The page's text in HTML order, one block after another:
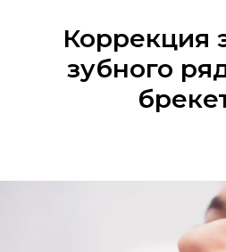
Коррекция
зубного